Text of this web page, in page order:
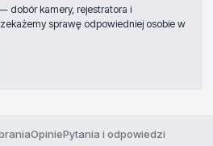
dobór kamery, rejestratora i
sprawę odpowiedniej osobie w
OpiniePytania i odpowiedzi